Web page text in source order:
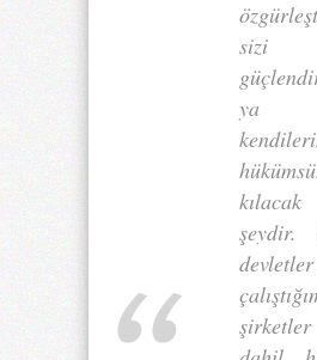
sizi
ya
şeydir.